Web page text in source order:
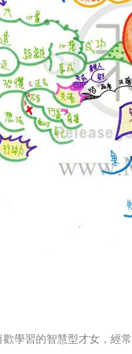
歡學習的智慧型才女，經